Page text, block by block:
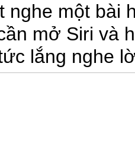
nghe một bài
mở Siri và
lắng nghe